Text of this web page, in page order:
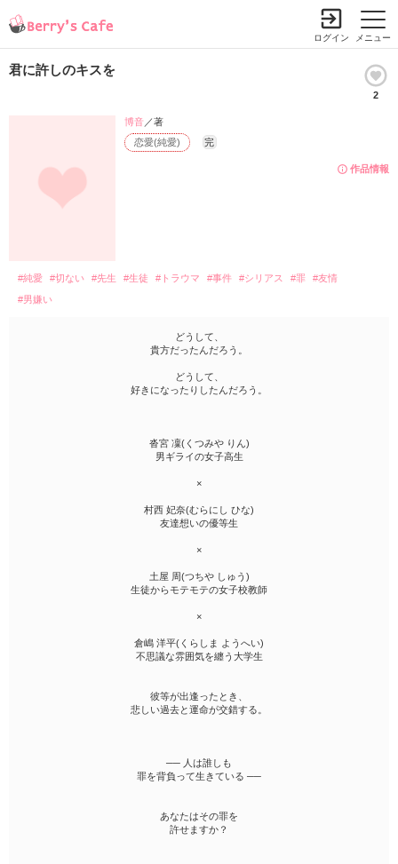
メニュー
ログイン
君に許しのキスを
2
作品情報
恋愛(純愛) 完
博音 ／著
#純愛 #切ない #先生 #生徒 #トラウマ #事件 #シリアス #罪
#友情
#男嫌い
どうして、
貴方だったんだろう。
どうして、
好きになったりしたんだろう。
沓宮 凜(くつみや りん)
男ギライの女子高生
×
村西 妃奈(むらにし ひな)
友達想いの優等生
×
土屋 周(つちや しゅう)
生徒からモテモテの女子校教師
×
倉嶋 洋平(くらしま ようへい)
不思議な雰囲気を纏う大学生
彼等が出逢ったとき、
悲しい過去と運命が交錯する。
── 人は誰しも
罪を背負って生きている ──
あなたはその罪を
許せますか？